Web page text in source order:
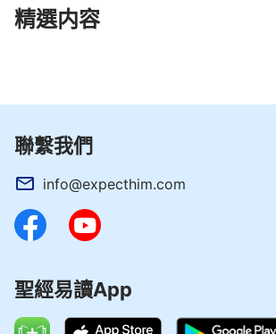
精選内容
聯繫我們
info@expecthim.com
聖經易讀App